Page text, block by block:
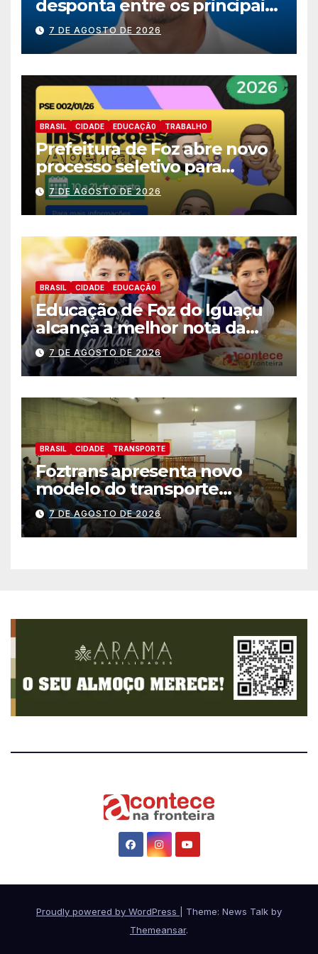
desponta entre os principais
nomes do União Brasil para
deputado estadual
7 DE AGOSTO DE 2026
BRASIL CIDADE EDUCAÇÃ0 TRABALHO
Prefeitura de Foz abre novo
processo seletivo para
estagiários
7 DE AGOSTO DE 2026
BRASIL CIDADE EDUCAÇÃ0
Educação de Foz do Iguaçu
alcança a melhor nota da
história no IDEB
7 DE AGOSTO DE 2026
BRASIL CIDADE TRANSPORTE
Foztrans apresenta novo
modelo do transporte
coletivo em audiência
pública e avança para um
sistema mais moderno e
7 DE AGOSTO DE 2026
Proudly powered by WordPress
Theme: News Talk by
Themeansar.